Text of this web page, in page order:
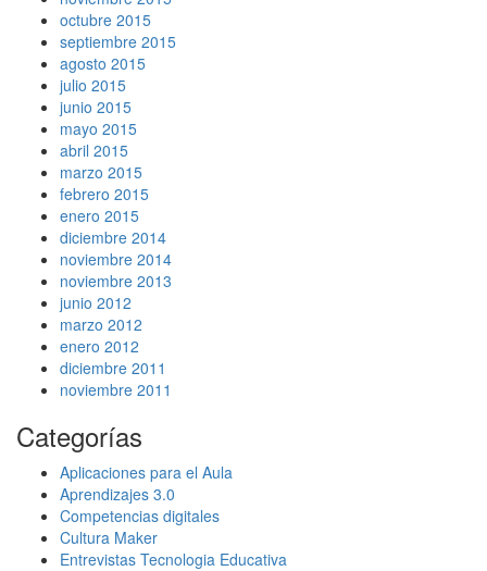
octubre 2015
septiembre 2015
agosto 2015
julio 2015
junio 2015
mayo 2015
abril 2015
marzo 2015
febrero 2015
enero 2015
diciembre 2014
noviembre 2014
noviembre 2013
junio 2012
marzo 2012
enero 2012
diciembre 2011
noviembre 2011
Categorías
Aplicaciones para el Aula
Aprendizajes 3.0
Competencias digitales
Cultura Maker
Entrevistas Tecnologia Educativa